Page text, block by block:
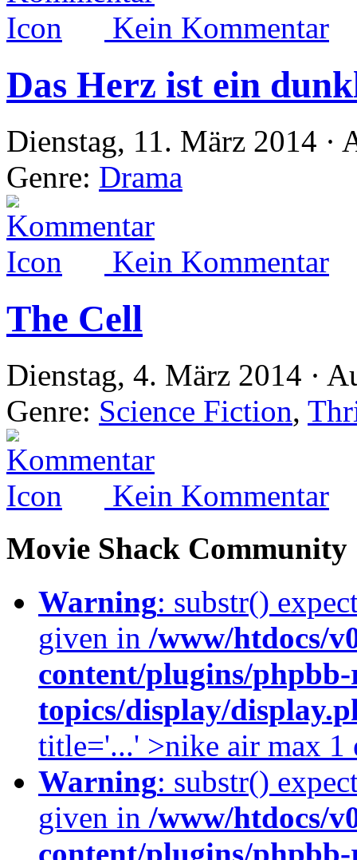
Kein Kommentar
Das Herz ist ein
Dienstag, 11. März 2014 ·
Genre: Drama
Kein Kommentar
The Cell
Dienstag, 4. März 2014 ·
Genre: Science Fiction,
Kein Kommentar
Movie Shack Community
Warning: substr()
given in /www/htdocs/
content/plugins/phpbb-
topics/display/
title='...' >nike air max 1
Warning: substr()
given in /www/htdocs/
content/plugins/phpbb-